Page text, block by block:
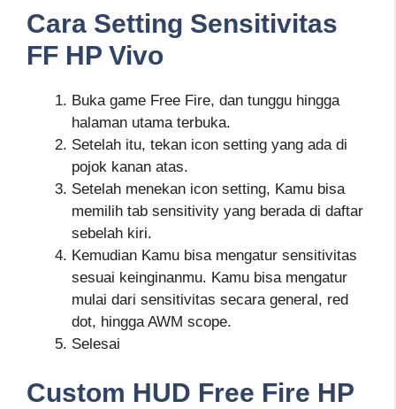
Cara Setting Sensitivitas
FF HP Vivo
Buka game Free Fire, dan tunggu hingga
halaman utama terbuka.
Setelah itu, tekan icon setting yang ada di
pojok kanan atas.
Setelah menekan icon setting, Kamu bisa
memilih tab sensitivity yang berada di daftar
sebelah kiri.
Kemudian Kamu bisa mengatur sensitivitas
sesuai keinginanmu. Kamu bisa mengatur
mulai dari sensitivitas secara general, red
dot, hingga AWM scope.
Selesai
Custom HUD Free Fire HP